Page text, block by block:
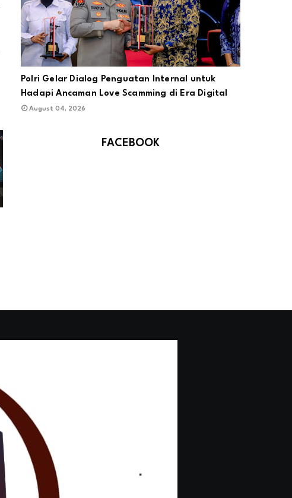
Polri Gelar Dialog Penguatan Internal untuk
Hadapi Ancaman Love Scamming di Era Digital
August 04, 2026
FACEBOOK